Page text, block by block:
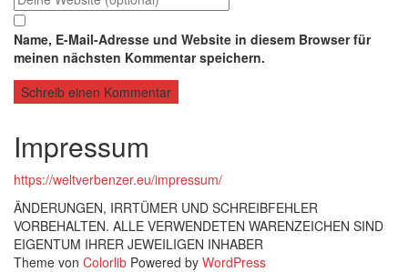
Name, E-Mail-Adresse und Website in diesem Browser für
meinen nächsten Kommentar speichern.
Impressum
https://weltverbenzer.eu/impressum/
ÄNDERUNGEN, IRRTÜMER UND SCHREIBFEHLER
VORBEHALTEN. ALLE VERWENDETEN WARENZEICHEN SIND
EIGENTUM IHRER JEWEILIGEN INHABER
Theme von Colorlib Powered by WordPress